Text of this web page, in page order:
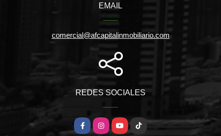
EMAIL
comercial@afcapitalinmobiliario.com
REDES SOCIALES
FacebookInstagramYouTubeTikTok